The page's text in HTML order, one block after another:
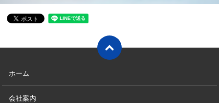
ホーム
会社案内